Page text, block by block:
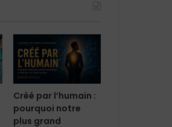
Créé par l’humain :
pourquoi notre
plus grand